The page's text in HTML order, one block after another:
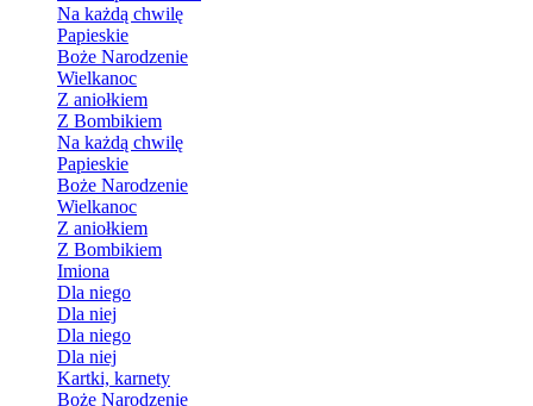
Na każdą chwilę
Papieskie
Boże Narodzenie
Wielkanoc
Z aniołkiem
Z Bombikiem
Na każdą chwilę
Papieskie
Boże Narodzenie
Wielkanoc
Z aniołkiem
Z Bombikiem
Imiona
Dla niego
Dla niej
Dla niego
Dla niej
Kartki, karnety
Boże Narodzenie